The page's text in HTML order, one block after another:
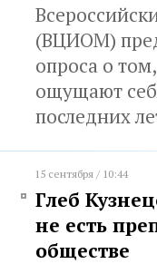
(ВЦИОМ)
опроса о
ощущают
последних
15 сентября / 10:44
Глеб
не есть
обществе